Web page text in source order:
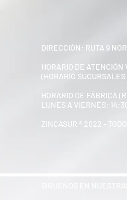
DIRECCIÓN: RUTA 9
HORARIO DE ATENCIÓN
(HORARIO
HORARIO DE FÁBRICA
LUNES A VIERNES:
ZINCASUR ® 2022 -